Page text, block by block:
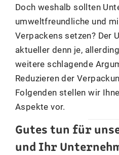
Doch weshalb sollten
umweltfreundliche und
Verpackens setzen? Der
aktueller denn je,
weitere schlagende
Reduzieren der
Folgenden stellen wir
Aspekte vor.
Gutes tun für
und Ihr